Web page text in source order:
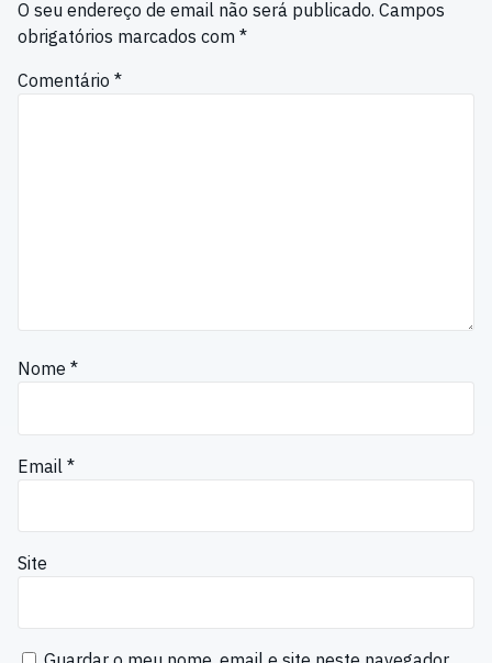
O seu endereço de email não será publicado. Campos
obrigatórios marcados com *
Comentário *
Nome *
Email *
Site